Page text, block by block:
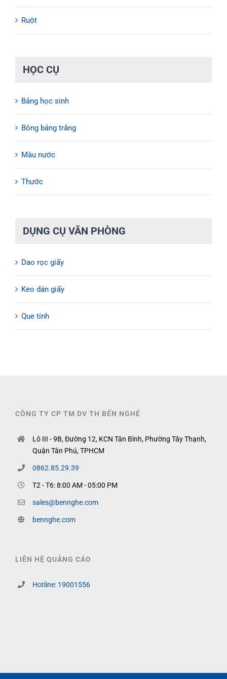
Ruột
HỌC CỤ
Bảng học sinh
Bông bảng trắng
Màu nước
Thước
DỤNG CỤ VĂN PHÒNG
Dao rọc giấy
Keo dán giấy
Que tính
CÔNG TY CP TM DV TH BẾN NGHÉ
Lô III - 9B, Đường 12, KCN Tân Bình, Phường Tây Thạnh,
Quận Tân Phú, TPHCM
0862.85.29.39
T2 - T6: 8:00 AM - 05:00 PM
sales@bennghe.com
bennghe.com
LIÊN HỆ QUẢNG CÁO
Hotline: 19001556